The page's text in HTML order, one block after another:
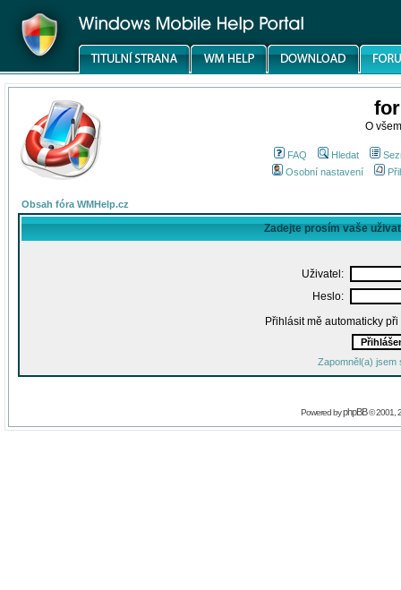
O
FAQ Hledat
Osobní nastavení
Obsah fóra WMHelp.cz
Zadejte prosím vaše
Uživatel:
Heslo:
Přihlásit mě automaticky
Zapomněl(a) jsem
Powered byphpBB© 2001,